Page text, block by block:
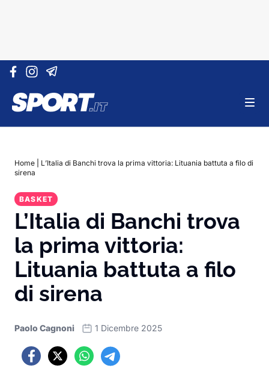
Vai al contenuto
Home
L’Italia di Banchi trova la prima vittoria: Lituania battuta a filo di
sirena
BASKET
L’Italia di Banchi trova
la prima vittoria:
Lituania battuta a filo
di sirena
Paolo Cagnoni 1 Dicembre 2025